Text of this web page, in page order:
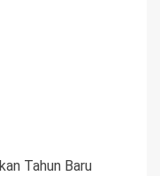
Tahun Baru